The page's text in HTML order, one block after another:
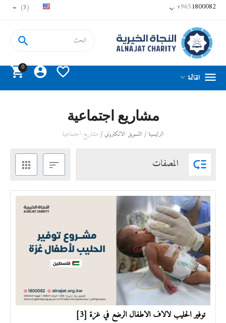
($) +9651800082

0
  

 القائمة 
مشاريع اجتماعية
الرئيسية/ التسويق الالكتروني/ مشاريع اجتماعية
 المصفات 

توفير الحليب لآلاف الأطفال الرضع في غزة [3]